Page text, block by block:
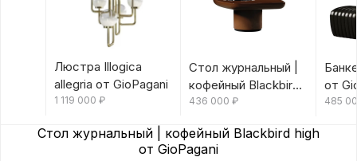
Люстра Illogica
allegria от GioPagani
1 119 000 ₽
Стол журнальный |
кофейный Blackbird
mid от GioPagani
436 000 ₽
от
485
Стол журнальный | кофейный Blackbird high
от GioPagani